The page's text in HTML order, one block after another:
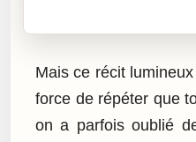
Mais ce récit
force de répéter que
on a parfois oublié